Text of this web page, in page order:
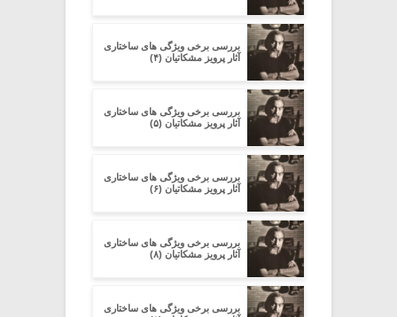
بررسی برخی ویژگی های ساختاری
آثار پرویز مشکاتیان (۴)
بررسی برخی ویژگی های ساختاری
آثار پرویز مشکاتیان (۵)
بررسی برخی ویژگی های ساختاری
آثار پرویز مشکاتیان (۶)
بررسی برخی ویژگی های ساختاری
آثار پرویز مشکاتیان (۸)
بررسی برخی ویژگی های ساختاری